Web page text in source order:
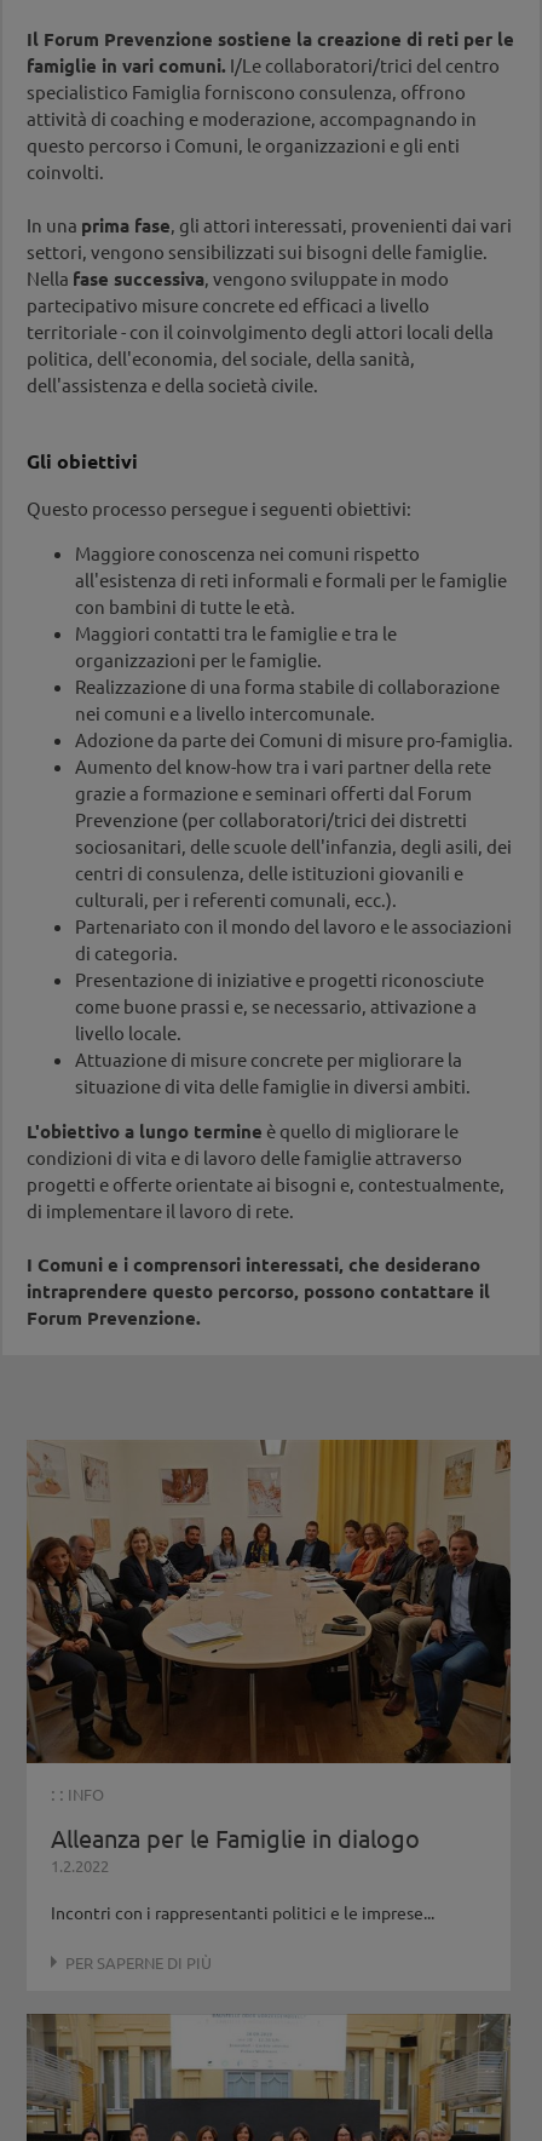
Il Forum Prevenzione sostiene la creazione di reti per le
famiglie in vari comuni. I/Le collaboratori/trici del centro
specialistico Famiglia forniscono consulenza, offrono
attività di coaching e moderazione, accompagnando in
questo percorso i Comuni, le organizzazioni e gli enti
coinvolti.
In una prima fase, gli attori interessati, provenienti dai vari
settori, vengono sensibilizzati sui bisogni delle famiglie.
Nella fase successiva, vengono sviluppate in modo
partecipativo misure concrete ed efficaci a livello
territoriale - con il coinvolgimento degli attori locali della
politica, dell'economia, del sociale, della sanità,
dell'assistenza e della società civile.
Gli obiettivi
Questo processo persegue i seguenti obiettivi:
Maggiore conoscenza nei comuni rispetto
all'esistenza di reti informali e formali per le famiglie
con bambini di tutte le età.
Maggiori contatti tra le famiglie e tra le
organizzazioni per le famiglie.
Realizzazione di una forma stabile di collaborazione
nei comuni e a livello intercomunale.
Adozione da parte dei Comuni di misure pro-famiglia.
Aumento del know-how tra i vari partner della rete
grazie a formazione e seminari offerti dal Forum
Prevenzione (per collaboratori/trici dei distretti
sociosanitari, delle scuole dell'infanzia, degli asili, dei
centri di consulenza, delle istituzioni giovanili e
culturali, per i referenti comunali, ecc.).
Partenariato con il mondo del lavoro e le associazioni
di categoria.
Presentazione di iniziative e progetti riconosciute
come buone prassi e, se necessario, attivazione a
livello locale.
Attuazione di misure concrete per migliorare la
situazione di vita delle famiglie in diversi ambiti.
L'obiettivo a lungo termine è quello di migliorare le
condizioni di vita e di lavoro delle famiglie attraverso
progetti e offerte orientate ai bisogni e, contestualmente,
di implementare il lavoro di rete.
I Comuni e i comprensori interessati, che desiderano
intraprendere questo percorso, possono contattare il
Forum Prevenzione.
: : INFO
Alleanza per le Famiglie in dialogo
1.2.2022
Incontri con i rappresentanti politici e le imprese...
PER SAPERNE DI PIÙ